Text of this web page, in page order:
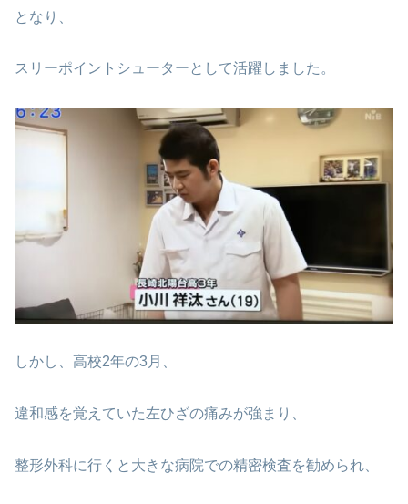
となり、
スリーポイントシューターとして活躍しました。
しかし、高校2年の3月、
違和感を覚えていた左ひざの痛みが強まり、
整形外科に行くと大きな病院での精密検査を勧められ、